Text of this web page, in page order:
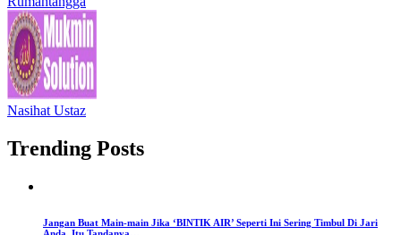
Nasihat Ustaz
Trending Posts
Jangan Buat Main-main Jika ‘BINTIK AIR’ Seperti Ini Sering Timbul Di Jari